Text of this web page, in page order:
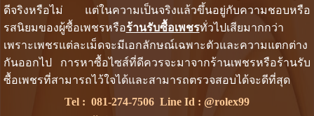
ดีจริงหรือไม่ แต่ในความเป็นจริงแล้วขึ้นอยู่กับความชอบหรือ
รสนิยมของผู้ซื้อเพชรหรือร้านรับซื้อเพชรทั่วไปเสียมากกว่า
เพราะเพชรแต่ละเม็ดจะมีเอกลักษณ์เฉพาะตัวและความแตกต่าง
กันออกไป การหาซื้อไซส์ที่ดีควรจะมาจากร้านเพชรหรือร้านรับ
ซื้อเพชรที่สามารถไว้ใจได้และสามารถตรวจสอบได้จะดีที่สุด
Tel : 081-274-7506Line Id : @rolex99